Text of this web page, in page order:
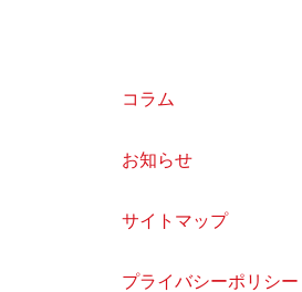
コラム
お知らせ
サイトマップ
プライバシーポリシー